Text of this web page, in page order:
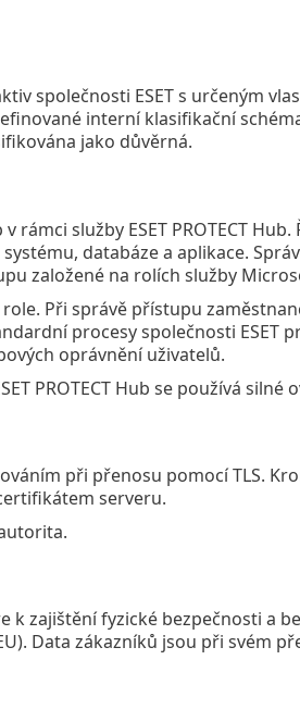
společnosti ESET s určeným
interní klasifikační
jako důvěrná.
služby ESET PROTECT
databáze a aplikace.
založené na rolích služby
Při správě přístupu
procesy společnosti ESET
oprávnění uživatelů.
PROTECT Hub se používá silné
při přenosu pomocí TLS.
serveru.
k zajištění fyzické bezpečnosti a
Data zákazníků jsou při svém